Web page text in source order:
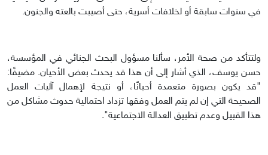
في سنوات سابقة أو لخلافات أسرية، حتى أصيبت بالعته والجنون.
ولتتأكد من صحة الأمر، سألنا مسؤول البحث الجنائي في المؤسسة،
حسن يوسف، الذي أشار إلى أن هذا قد يحدث بعض الأحيان. مضيفًا:
"قد يكون بصورة متعمدة أحيانًا، أو نتيجة لإهمال آليات العمل
الصحيحة التي إن لم يتم العمل وفقها تزداد احتمالية حدوث مشاكل من
هذا القبيل وعدم تطبيق العدالة الاجتماعية".